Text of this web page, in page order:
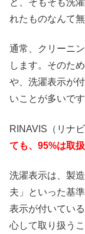
れたものなんて
通常、クリーニ
します。そのた
や、洗濯表示が
いことが多いです
RINAVIS（リナビ
ても、95%は取
洗濯表示は、製
夫」といった基
表示が付いてい
心して取り扱う